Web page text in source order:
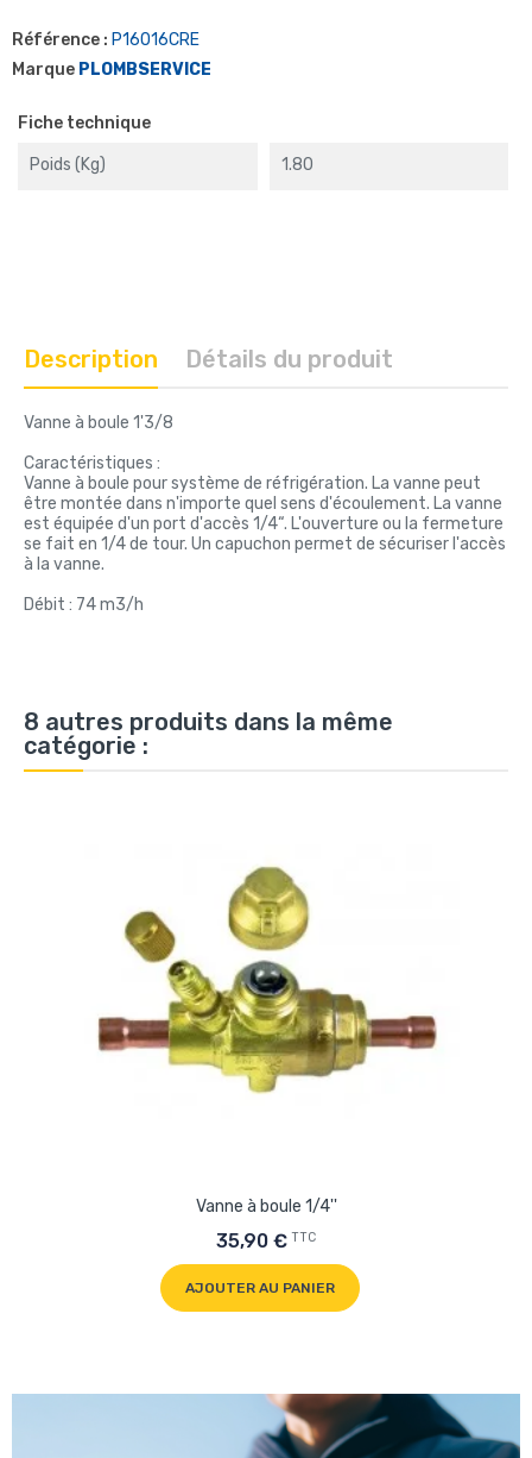
Référence : P16016CRE
Marque PLOMBSERVICE
Fiche technique
Poids (kg) 1.80
Description Détails du produit
Vanne à boule 1'3/8
Caractéristiques :
Vanne à boule pour système de réfrigération. La vanne peut
être montée dans n'importe quel sens d'écoulement. La vanne
est équipée d'un port d'accès 1/4“. L'ouverture ou la fermeture
se fait en 1/4 de tour. Un capuchon permet de sécuriser l'accès
à la vanne.
Débit : 74 m3/h
8 autres produits dans la même
catégorie :
Vanne à boule 1/4''
35,90 € TTC
AJOUTER AU PANIER